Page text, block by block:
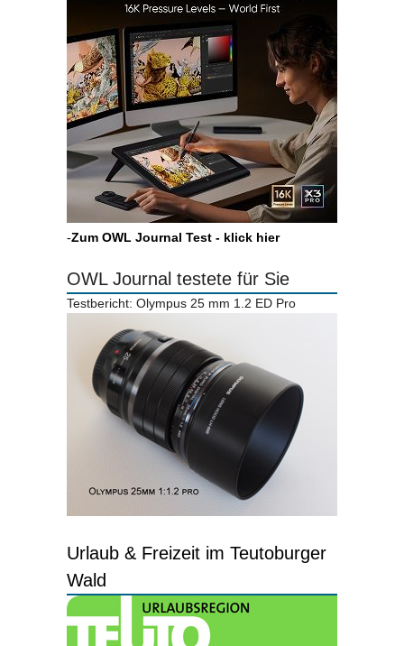
-Zum OWL Journal Test - klick hier
OWL Journal testete für Sie
Testbericht: Olympus 25 mm 1.2 ED Pro
Urlaub & Freizeit im Teutoburger
Wald